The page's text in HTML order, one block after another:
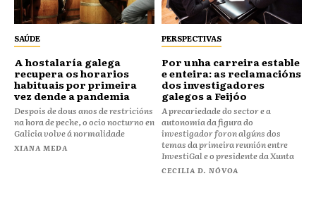
SAÚDE
A hostalaría galega
recupera os horarios
habituais por primeira
vez dende a pandemia
Despois de dous anos de restricións
na hora de peche, o ocio nocturno en
Galicia volve á normalidade
XIANA MEDA
PERSPECTIVAS
Por unha carreira estable
e enteira: as reclamacións
dos investigadores
galegos a Feijóo
A precariedade do sector e a
autonomía da figura do
investigador foron algúns dos
temas da primeira reunión entre
InvestiGal e o presidente da Xunta
CECILIA D. NÓVOA